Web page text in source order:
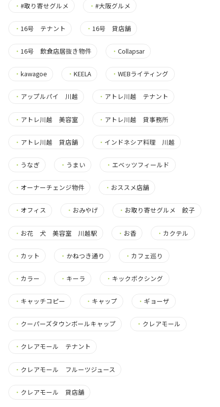
・ #取り寄せグルメ ・#大阪グルメ
・ 16号 テナント ・16号 貸店舗
・ 16号 飲食店居抜き物件 ・Collapsar
・ kawagoe ・KEELA ・WEBライティング
・ アップルパイ 川越 ・ アトレ川越 テナント
・ アトレ川越 美容室 ・ アトレ川越 貸事務所
・ アトレ川越 貸店舗 ・ インドネシア料理 川越
・ うなぎ ・ うまい ・ エベッツフィールド
・ オーナーチェンジ物件 ・ おススメ店舗
・ オフィス ・ おみやげ ・ お取り寄せグルメ 餃子
・ お花 犬 美容室 川越駅 ・ お香 ・ カクテル
・ カット ・ かねつき通り ・ カフェ巡り
・ カラー ・ キーラ ・ キックボクシング
・ キャッチコピー ・ キャップ ・ ギョーザ
・ クーパーズタウンボールキャップ ・ クレアモール
・ クレアモール テナント
・ クレアモール フルーツジュース
・ クレアモール 貸店舗